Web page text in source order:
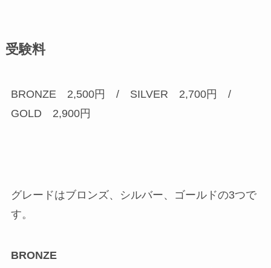
受験料
BRONZE 2,500円 / SILVER 2,700円 /
GOLD 2,900円
グレードはブロンズ、シルバー、ゴールドの3つで
す。
BRONZE